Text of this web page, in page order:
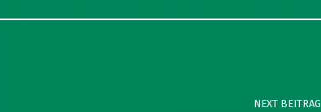
NEXT BEITRAG